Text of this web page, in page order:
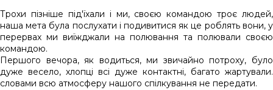
Трохи пізніше під'їхали і ми, своєю командою троє людей,
наша мета була послухати і подивитися як це роблять вони, у
перервах ми виїжджали на полювання та полювали своєю
командою.
Першого вечора, як водиться, ми звичайно потроху, було
дуже весело, хлопці всі дуже контактні, багато жартували.
словами всю атмосферу нашого спілкування не передати.